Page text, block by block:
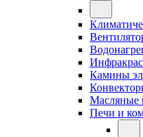
Камины
Масляные
Печи и